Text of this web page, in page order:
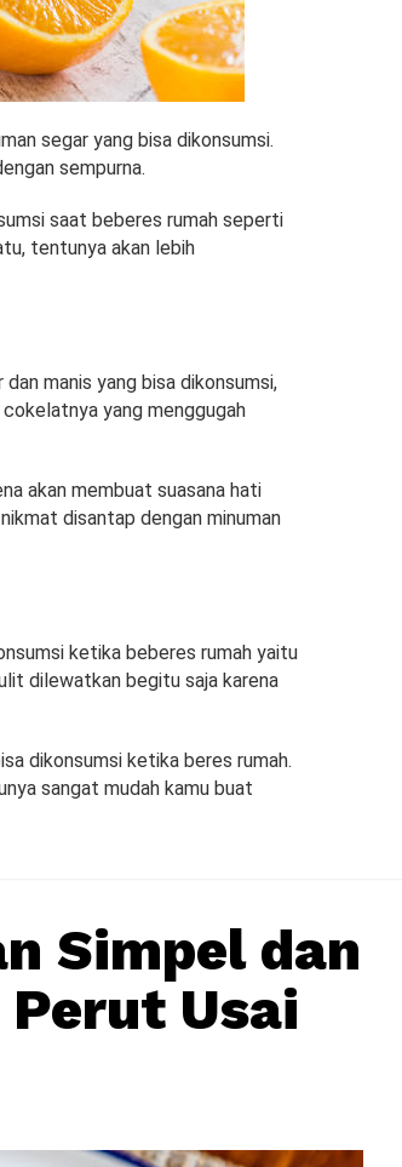
segar yang bisa dikonsumsi.
sempurna.
saat beberes rumah seperti
tentunya akan lebih
manis yang bisa dikonsumsi,
yang menggugah
akan membuat suasana hati
disantap dengan minuman
ketika beberes rumah yaitu
dilewatkan begitu saja karena
dikonsumsi ketika beres rumah.
sangat mudah kamu buat
Simpel dan
Usai